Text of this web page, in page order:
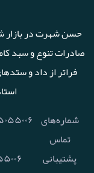
حسن شهرت در بازار
صادرات تنوع و سبد
فراتر از داد و
شماره‌های
تماس
پشتیبانی